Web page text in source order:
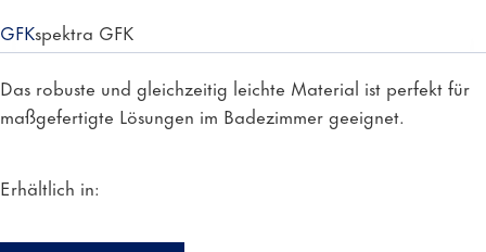
GFKspektra GFK
Das robuste und gleichzeitig leichte Material ist perfekt für
maßgefertigte Lösungen im Badezimmer geeignet.
Erhältlich in: